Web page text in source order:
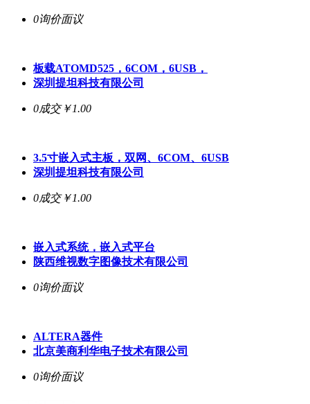
0询价面议
板载ATOMD525，6COM，6USB，
深圳提坦科技有限公司
0成交￥1.00
3.5寸嵌入式主板，双网、6COM、6USB
深圳提坦科技有限公司
0成交￥1.00
嵌入式系统，嵌入式平台
陕西维视数字图像技术有限公司
0询价面议
ALTERA器件
北京美商利华电子技术有限公司
0询价面议